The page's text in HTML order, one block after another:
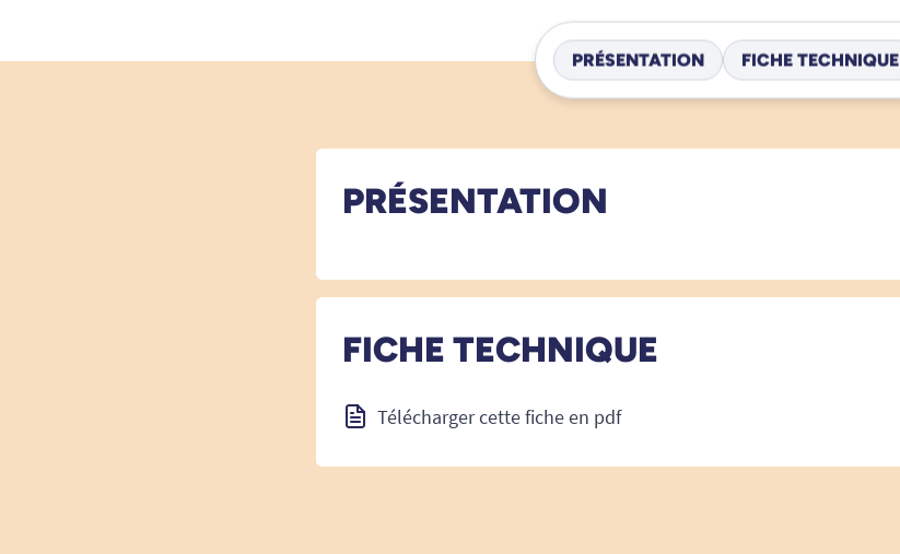
PRÉSENTATION FICHE TECHNIQUE
PRÉSENTATION
FICHE TECHNIQUE
Télécharger cette fiche en pdf